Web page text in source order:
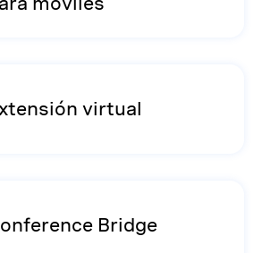
virtual
Bridge